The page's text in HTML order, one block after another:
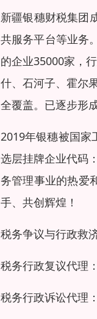
新疆银穗财税集团
共服务平台等业务
的企业35000家，
什、石河子、霍尔
全覆盖。已逐步形
2019年银穗被国家
选层挂牌企业代码
务管理事业的热爱
手、共创辉煌！
税务争议与行政救
税务行政复议代理
税务行政诉讼代理